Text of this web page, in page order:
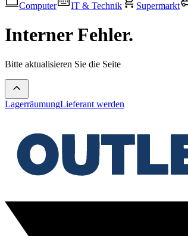
Computer
IT & Technik Supermarkt
Interner Fehler.
Bitte aktualisieren Sie die Seite
LagerräumungLieferant werden